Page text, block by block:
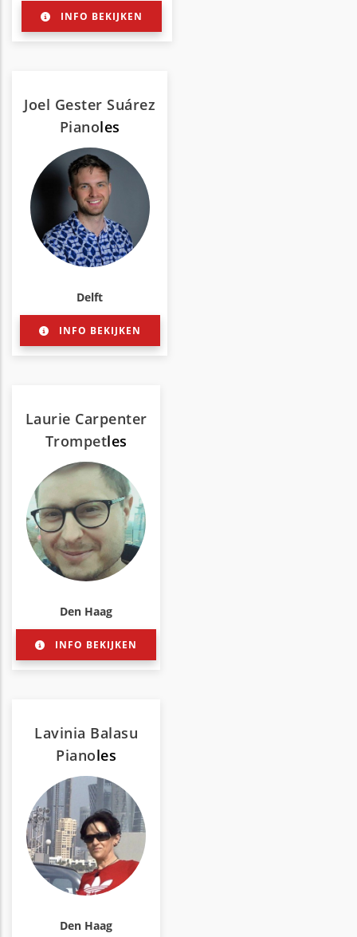
INFO BEKIJKEN
Joel Gester Suárez
Pianoles
Delft
INFO BEKIJKEN
Laurie Carpenter
Trompetles
Den Haag
INFO BEKIJKEN
Lavinia Balasu
Pianoles
Den Haag